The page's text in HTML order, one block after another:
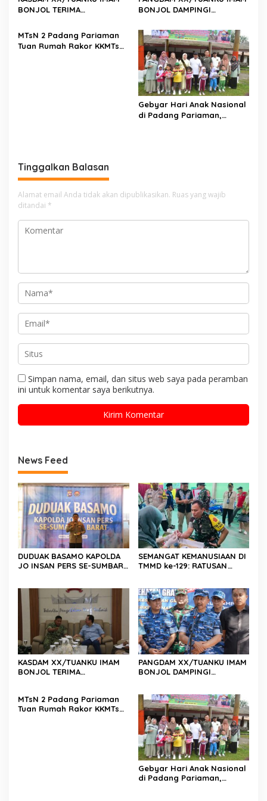
BONJOL TERIMA
ANGGOTA DPD RI H. IRMAN
GUSMAN, S.E., M.B.A., DI
BONJOL DAMPINGI
AU KE-79 DI LANUD SUTAN
SJAHRIR
MTsN 2 Padang Pariaman
Tuan Rumah Rakor KKMTs
Gebyar Hari Anak Nasional
di Padang Pariaman,
Tinggalkan Balasan
Alamat email Anda tidak akan dipublikasikan. Ruas yang wajib
ditandai *
Simpan nama, email, dan situs web saya pada peramban
ini untuk komentar saya berikutnya.
News Feed
DUDUAK BASAMO KAPOLDA
JO INSAN PERS SE-SUMBAR,
Polri dan Media Demi
Kepentingan Masyarakat
SEMANGAT KEMANUSIAAN DI
TMMD ke-129: RATUSAN
KASDAM XX/TUANKU IMAM
BONJOL TERIMA
GUSMAN, S.E., M.B.A., DI
MAKODAM
PANGDAM XX/TUANKU IMAM
BONJOL DAMPINGI
SJAHRIR
MTsN 2 Padang Pariaman
Tuan Rumah Rakor KKMTs
Gebyar Hari Anak Nasional
di Padang Pariaman,